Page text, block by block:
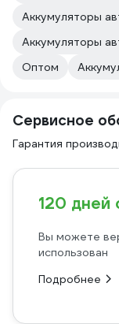
Аккумуляторы
Аккумуляторы
Оптом
Сервисное
Гарантия
120 дней
Вы можете
использован
Подробнее